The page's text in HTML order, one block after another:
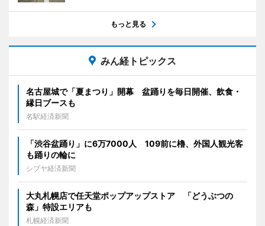
もっと見る
みん経トピックス
名古屋城で「夏まつり」開幕 盆踊りを毎日開催、飲食・
縁日ブースも
名駅経済新聞
「渋谷盆踊り」に6万7000人 109前に櫓、外国人観光客
も踊りの輪に
シブヤ経済新聞
大丸札幌店で任天堂ポップアップストア 「どうぶつの
森」特設エリアも
札幌経済新聞